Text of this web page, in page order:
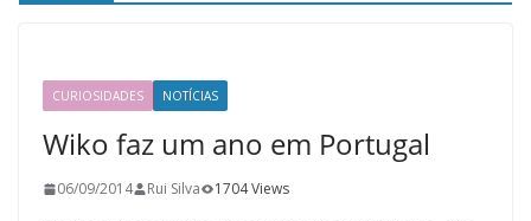
CURIOSIDADES NOTÍCIAS
Wiko faz um ano em Portugal
06/09/2014 Rui Silva 1704 Views